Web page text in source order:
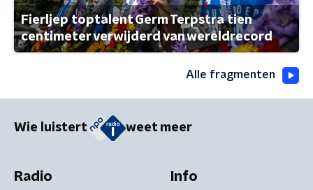
Fierljep toptalent Germ Terpstra tien
centimeter verwijderd van wereldrecord
Alle fragmenten
Wie luistert weet meer
Radio Info